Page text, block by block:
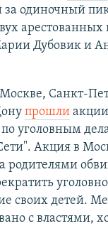
за одиночный
арестованных
Дубовик и
Санкт-
прошли
уголовным
Акция в
родителями
своих детей.
с властями,